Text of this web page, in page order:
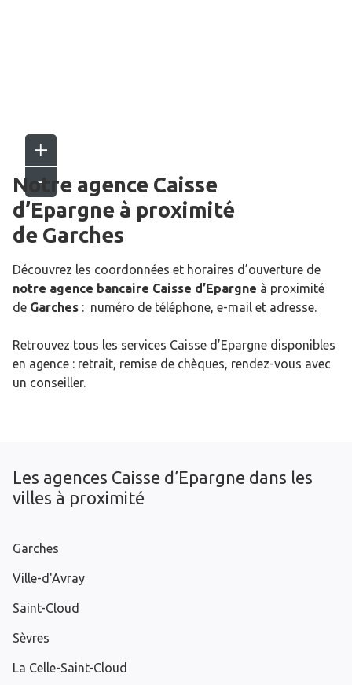
Notre agence Caisse
d’Epargne à proximité
de Garches
Découvrez les coordonnées et horaires d’ouverture de
notre agence bancaire Caisse d’Epargne à proximité
de Garches : numéro de téléphone, e-mail et adresse.
Retrouvez tous les services Caisse d’Epargne disponibles
en agence : retrait, remise de chèques, rendez-vous avec
un conseiller.
Les agences Caisse d’Epargne dans les
villes à proximité
Garches
Ville-d'Avray
Saint-Cloud
Sèvres
La Celle-Saint-Cloud